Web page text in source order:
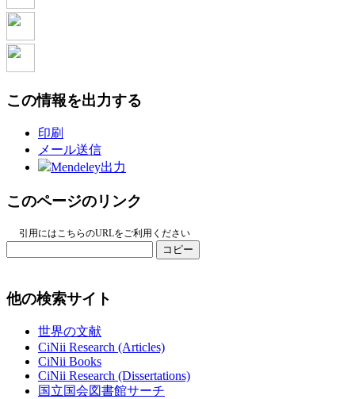
この情報を出力する
印刷
メール送信
Mendeley出力
このページのリンク
引用にはこちらのURLをご利用ください
コピー
他の検索サイト
世界の文献
CiNii Research (Articles)
CiNii Books
CiNii Research (Dissertations)
国立国会図書館サーチ